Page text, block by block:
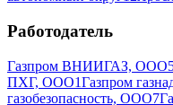
Работодатель
Газпром ВНИИГАЗ, ООО
ПХГ, ООО1Газпром
газобезопасность, ООО7